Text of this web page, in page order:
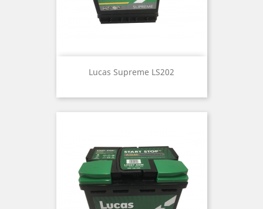
Lucas Supreme LS202